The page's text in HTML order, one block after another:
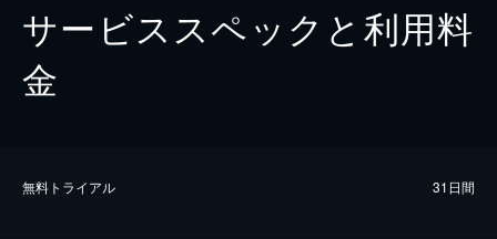
サービススペックと利用料
金
無料トライアル 31日間